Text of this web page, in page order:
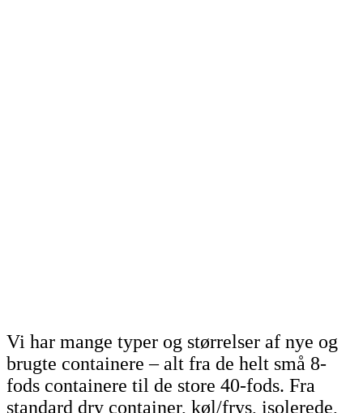
Vi har mange typer og størrelser af nye og
brugte containere – alt fra de helt små 8-
fods containere til de store 40-fods. Fra
standard dry container, køl/frys, isolerede,